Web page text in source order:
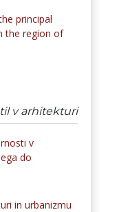
principal
the region of
v arhitekturi
v
do
in urbanizmu